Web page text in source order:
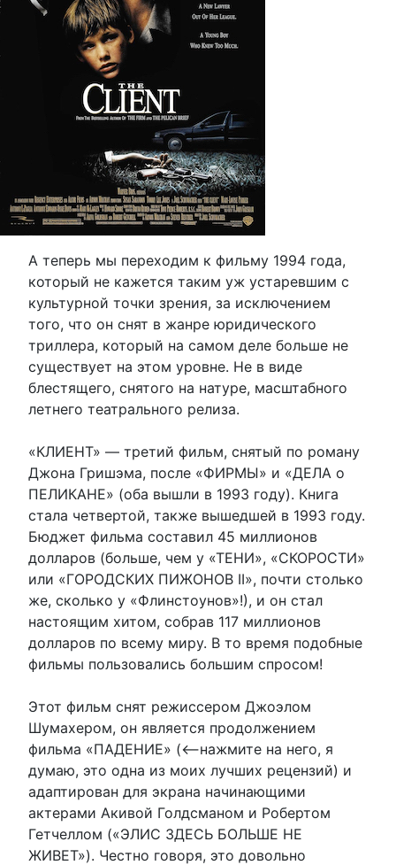
А теперь мы переходим к фильму 1994 года,
который не кажется таким уж устаревшим с
культурной точки зрения, за исключением
того, что он снят в жанре юридического
триллера, который на самом деле больше не
существует на этом уровне. Не в виде
блестящего, снятого на натуре, масштабного
летнего театрального релиза.
«КЛИЕНТ» — третий фильм, снятый по роману
Джона Гришэма, после «ФИРМЫ» и «ДЕЛА о
ПЕЛИКАНЕ» (оба вышли в 1993 году). Книга
стала четвертой, также вышедшей в 1993 году.
Бюджет фильма составил 45 миллионов
долларов (больше, чем у «ТЕНИ», «СКОРОСТИ»
или «ГОРОДСКИХ ПИЖОНОВ II», почти столько
же, сколько у «Флинстоунов»!), и он стал
настоящим хитом, собрав 117 миллионов
долларов по всему миру. В то время подобные
фильмы пользовались большим спросом!
Этот фильм снят режиссером Джоэлом
Шумахером, он является продолжением
фильма «ПАДЕНИЕ» (<—нажмите на него, я
думаю, это одна из моих лучших рецензий) и
адаптирован для экрана начинающими
актерами Акивой Голдсманом и Робертом
Гетчеллом («ЭЛИС ЗДЕСЬ БОЛЬШЕ НЕ
ЖИВЕТ»). Честно говоря, это довольно